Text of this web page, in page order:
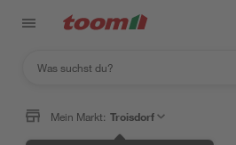
Mein Markt: Troisdorf